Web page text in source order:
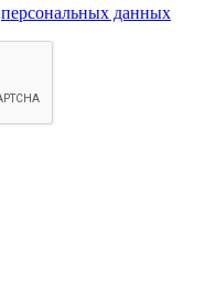
персональных данных